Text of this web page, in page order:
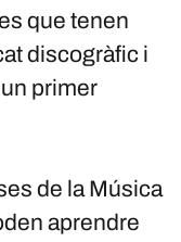
que tenen
discogràfic i
primer
de la Música
aprendre